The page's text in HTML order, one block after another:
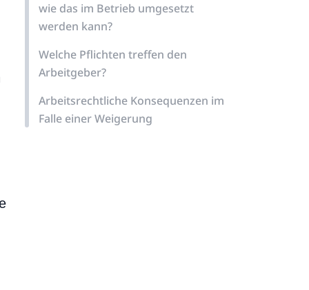
wie das im Betrieb umgesetzt
werden kann?
Welche Pflichten treffen den
Arbeitgeber?
Arbeitsrechtliche Konsequenzen im
Falle einer Weigerung